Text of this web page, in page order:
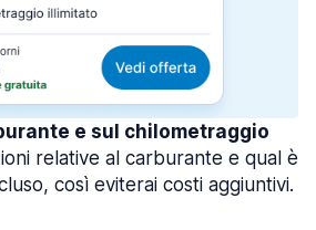
e sul chilometraggio
relative al carburante e qual è
così eviterai costi aggiuntivi.